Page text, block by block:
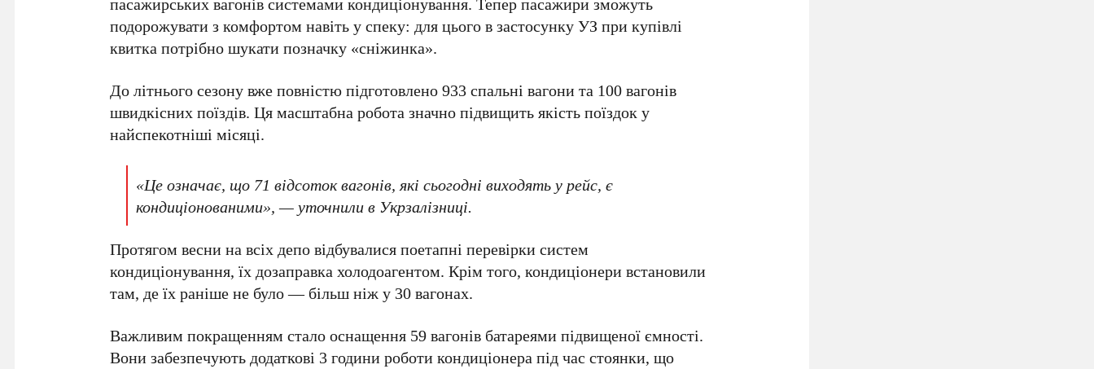
подорожувати з комфортом навіть у спеку: для цього в застосункуУЗ при купівлі
квитка потрібно шукати позначку «сніжинка».
До літнього сезону вже повністю підготовлено933спальні вагони та 100вагонів
швидкісних поїздів. Ця масштабна робота значно підвищить якість поїздок у
найспекотніші місяці.
«Це означає, що 71 відсоток вагонів, які сьогодні виходять у рейс, є
кондиціонованими», — уточнили в Укрзалізниці.
Протягом весни на всіх депо відбувалися поетапні перевірки систем
кондиціонування, їх дозаправка холодоагентом. Крім того, кондиціонери встановили
там, де їх раніше не було — більш ніж у 30вагонах.
Важливим покращенням стало оснащення 59вагонів батареями підвищеної ємності.
Вони забезпечують додаткові 3години роботи кондиціонера під час стоянки, що